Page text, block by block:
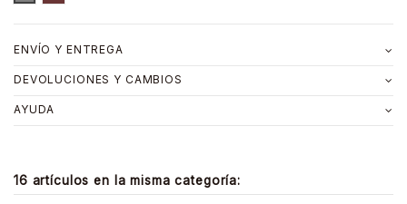
ENVÍO Y ENTREGA
DEVOLUCIONES Y CAMBIOS
AYUDA
16 artículos en la misma categoría: